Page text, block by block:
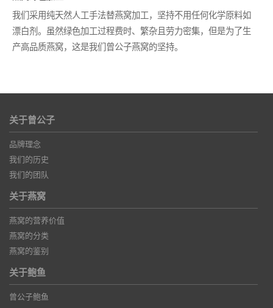
我们采用纯天然人工手法替燕窝加工，坚持不用任何化学原料如
漂白剂。虽然绿色加工过程费时、繁杂且劳力密集，但是为了生
产高品质燕窝，这是我们曾公子燕窝的坚持。
关于曾公子
品牌理念
我们的历史
我们的团队
关于燕窝
燕窝的营养价值
燕窝的分类
燕窝的鉴别
关于鲍鱼
曾公子鲍鱼